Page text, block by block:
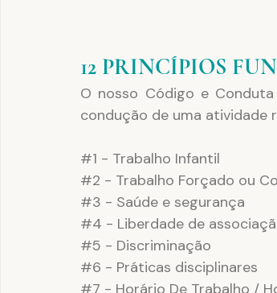
12 PRINCÍPIOS
O nosso Código e
condução de uma atividade
#1 - Trabalho Infantil
#2 - Trabalho Forçado ou
#3 - Saúde e segurança
#4 - Liberdade de
#5 - Discriminação
#6 - Práticas disciplinares
#7 - Horário De Trabalho /